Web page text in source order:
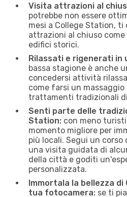
Visita attrazioni al
potrebbe non essere
mesi a College Station,
attrazioni al chiuso
edifici storici.
Rilassati e rigenerati in
bassa stagione è anche
concedersi attività
come farsi un
trattamenti tradizionali
Senti parte delle
Station: con meno
momento migliore per
più locali. Segui un
una visita guidata di
della città e goditi
personalizzata.
Immortala la bellezza
tua fotocamera: se ti